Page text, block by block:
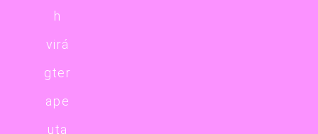
h
virá
gter
ape
uta